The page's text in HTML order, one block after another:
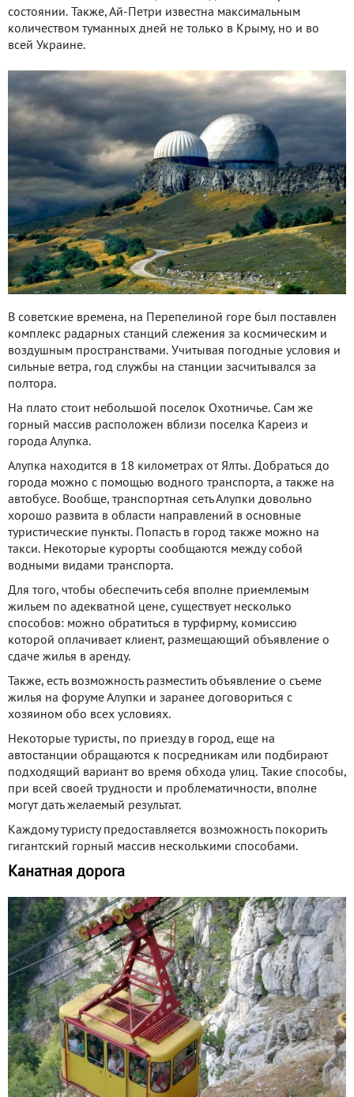
состоянии. Также, Ай-Петри известна максимальным
количеством туманных дней не только в Крыму, но и во
всей Украине.
В советские времена, на Перепелиной горе был поставлен
комплекс радарных станций слежения за космическим и
воздушным пространствами. Учитывая погодные условия и
сильные ветра, год службы на станции засчитывался за
полтора.
На плато стоит небольшой поселок Охотничье. Сам же
горный массив расположен вблизи поселка Кареиз и
города Алупка.
Алупка находится в 18 километрах от Ялты. Добраться до
города можно с помощью водного транспорта, а также на
автобусе. Вообще, транспортная сеть Алупки довольно
хорошо развита в области направлений в основные
туристические пункты. Попасть в город также можно на
такси. Некоторые курорты сообщаются между собой
водными видами транспорта.
Для того, чтобы обеспечить себя вполне приемлемым
жильем по адекватной цене, существует несколько
способов: можно обратиться в турфирму, комиссию
которой оплачивает клиент, размещающий объявление о
сдаче жилья в аренду.
Также, есть возможность разместить объявление о съеме
жилья на форуме Алупки и заранее договориться с
хозяином обо всех условиях.
Некоторые туристы, по приезду в город, еще на
автостанции обращаются к посредникам или подбирают
подходящий вариант во время обхода улиц. Такие способы,
при всей своей трудности и проблематичности, вполне
могут дать желаемый результат.
Каждому туристу предоставляется возможность покорить
гигантский горный массив несколькими способами.
Канатная дорога